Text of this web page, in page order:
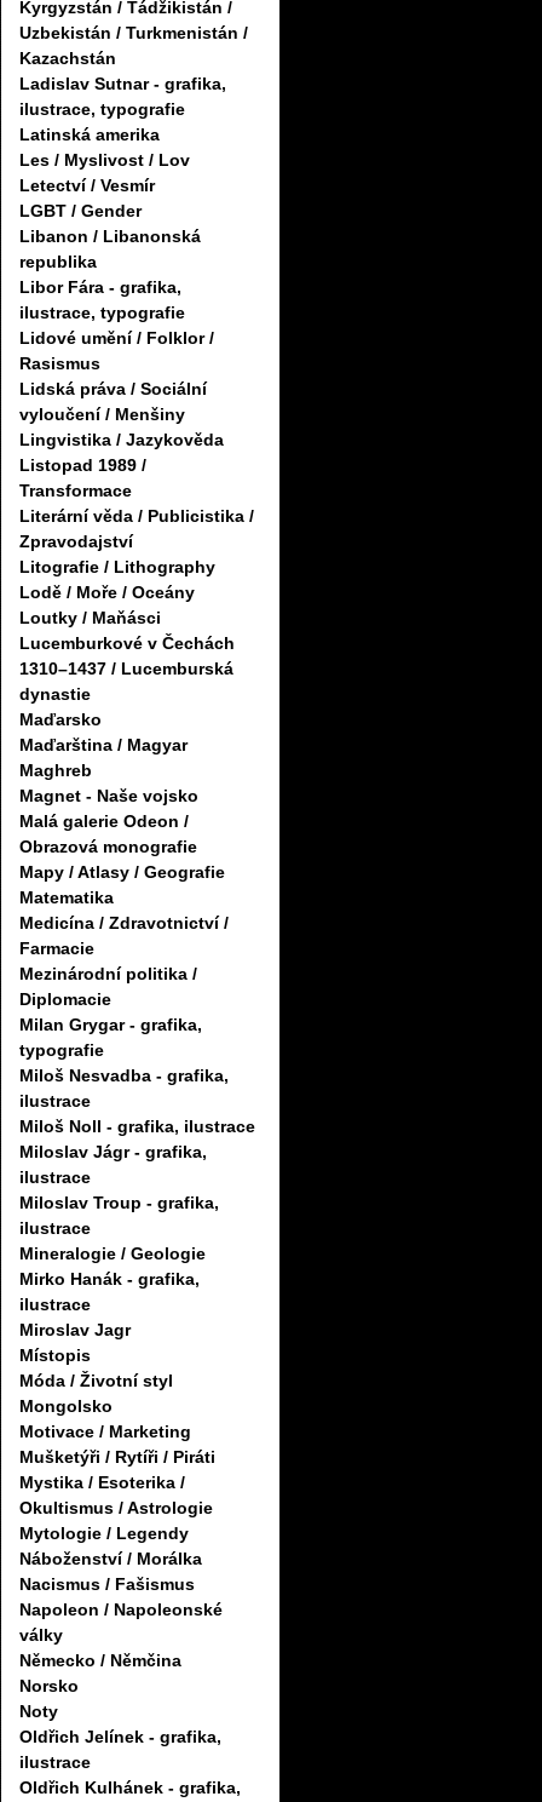
Kyrgyzstán / Tádžikistán /
Uzbekistán / Turkmenistán /
Kazachstán
Ladislav Sutnar - grafika,
ilustrace, typografie
Latinská amerika
Les / Myslivost / Lov
Letectví / Vesmír
LGBT / Gender
Libanon / Libanonská
republika
Libor Fára - grafika,
ilustrace, typografie
Lidové umění / Folklor /
Rasismus
Lidská práva / Sociální
vyloučení / Menšiny
Lingvistika / Jazykověda
Listopad 1989 /
Transformace
Literární věda / Publicistika /
Zpravodajství
Litografie / Lithography
Lodě / Moře / Oceány
Loutky / Maňásci
Lucemburkové v Čechách
1310–1437 / Lucemburská
dynastie
Maďarsko
Maďarština / Magyar
Maghreb
Magnet - Naše vojsko
Malá galerie Odeon /
Obrazová monografie
Mapy / Atlasy / Geografie
Matematika
Medicína / Zdravotnictví /
Farmacie
Mezinárodní politika /
Diplomacie
Milan Grygar - grafika,
typografie
Miloš Nesvadba - grafika,
ilustrace
Miloš Noll - grafika, ilustrace
Miloslav Jágr - grafika,
ilustrace
Miloslav Troup - grafika,
ilustrace
Mineralogie / Geologie
Mirko Hanák - grafika,
ilustrace
Miroslav Jagr
Místopis
Móda / Životní styl
Mongolsko
Motivace / Marketing
Mušketýři / Rytíři / Piráti
Mystika / Esoterika /
Okultismus / Astrologie
Mytologie / Legendy
Náboženství / Morálka
Nacismus / Fašismus
Napoleon / Napoleonské
války
Německo / Němčina
Norsko
Noty
Oldřich Jelínek - grafika,
ilustrace
Oldřich Kulhánek - grafika,